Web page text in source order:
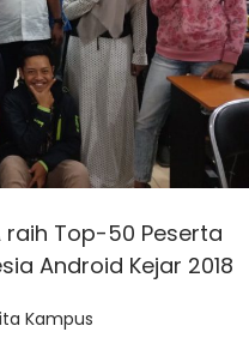
raih Top-50 Peserta
Android Kejar 2018
in
Kampus